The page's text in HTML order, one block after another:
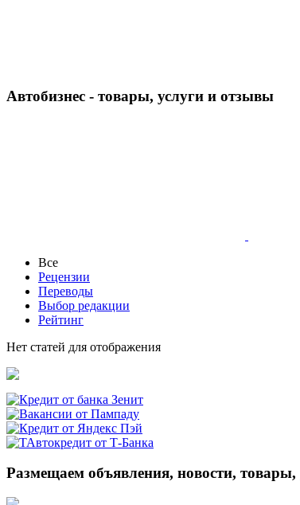
Автобизнес - товары, услуги и отзывы
Все
Рецензии
Переводы
Выбор редакции
Рейтинг
Нет статей для отображения
Размещаем объявления, новости, товары,